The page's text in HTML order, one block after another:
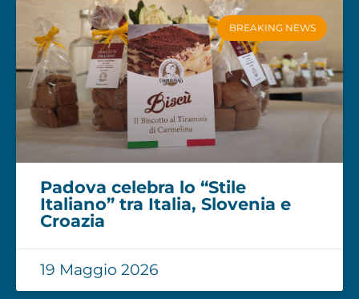
BREAKING NEWS
Padova celebra lo “Stile
Italiano” tra Italia, Slovenia e
Croazia
19 Maggio 2026